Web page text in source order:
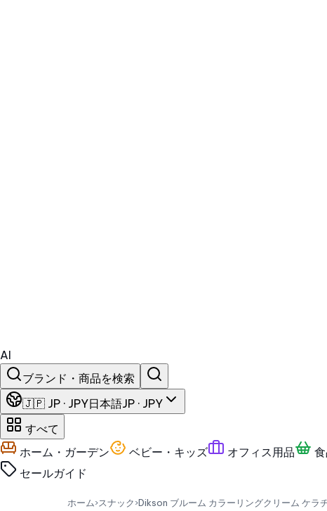
AI
ブランド・商品を検索
🇯🇵 JP · JPY日本語JP · JPY
すべて
ホーム・ガーデン
ベビー・キッズ オフィス用品
セールガイド
ホーム›スナック›Dikson ブルーム カラーリングクリーム ケラ